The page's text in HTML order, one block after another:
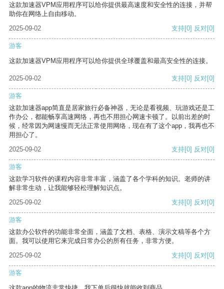
这款加速器VPM应用程序可以给你提供最高速度和安全性的连接，并帮
助你在网络上自由移动。
2025-09-02
支持[0] 反对[0]
游客
这款加速器VPM应用程序可以给你提供全球覆盖和最高安全性的连接。
2025-09-02 支持[0] 反对[0]
游客
这款加速器app简直是居家旅行必备神器，无论是看视频、玩游戏还是工
作办公，都能畅享高速网络，再也不用担心网速卡顿了。以前出差的时
候，经常因为网速慢而无法正常使用网络，现在有了这个app，我再也不
用担心了。
2025-09-02
支持[0] 反对[0]
游客
这款学习软件的课程内容非常丰富，涵盖了各个学科的知识。老师的讲
解非常生动，让我能够轻松理解知识点。
2025-09-02
支持[0] 反对[0]
游客
这款办公软件的功能非常全面，涵盖了文档、表格、演示文稿等各个方
面。我可以使用它来完成日常办公的所有任务，非常方便。
2025-09-02
支持[0] 反对[0]
游客